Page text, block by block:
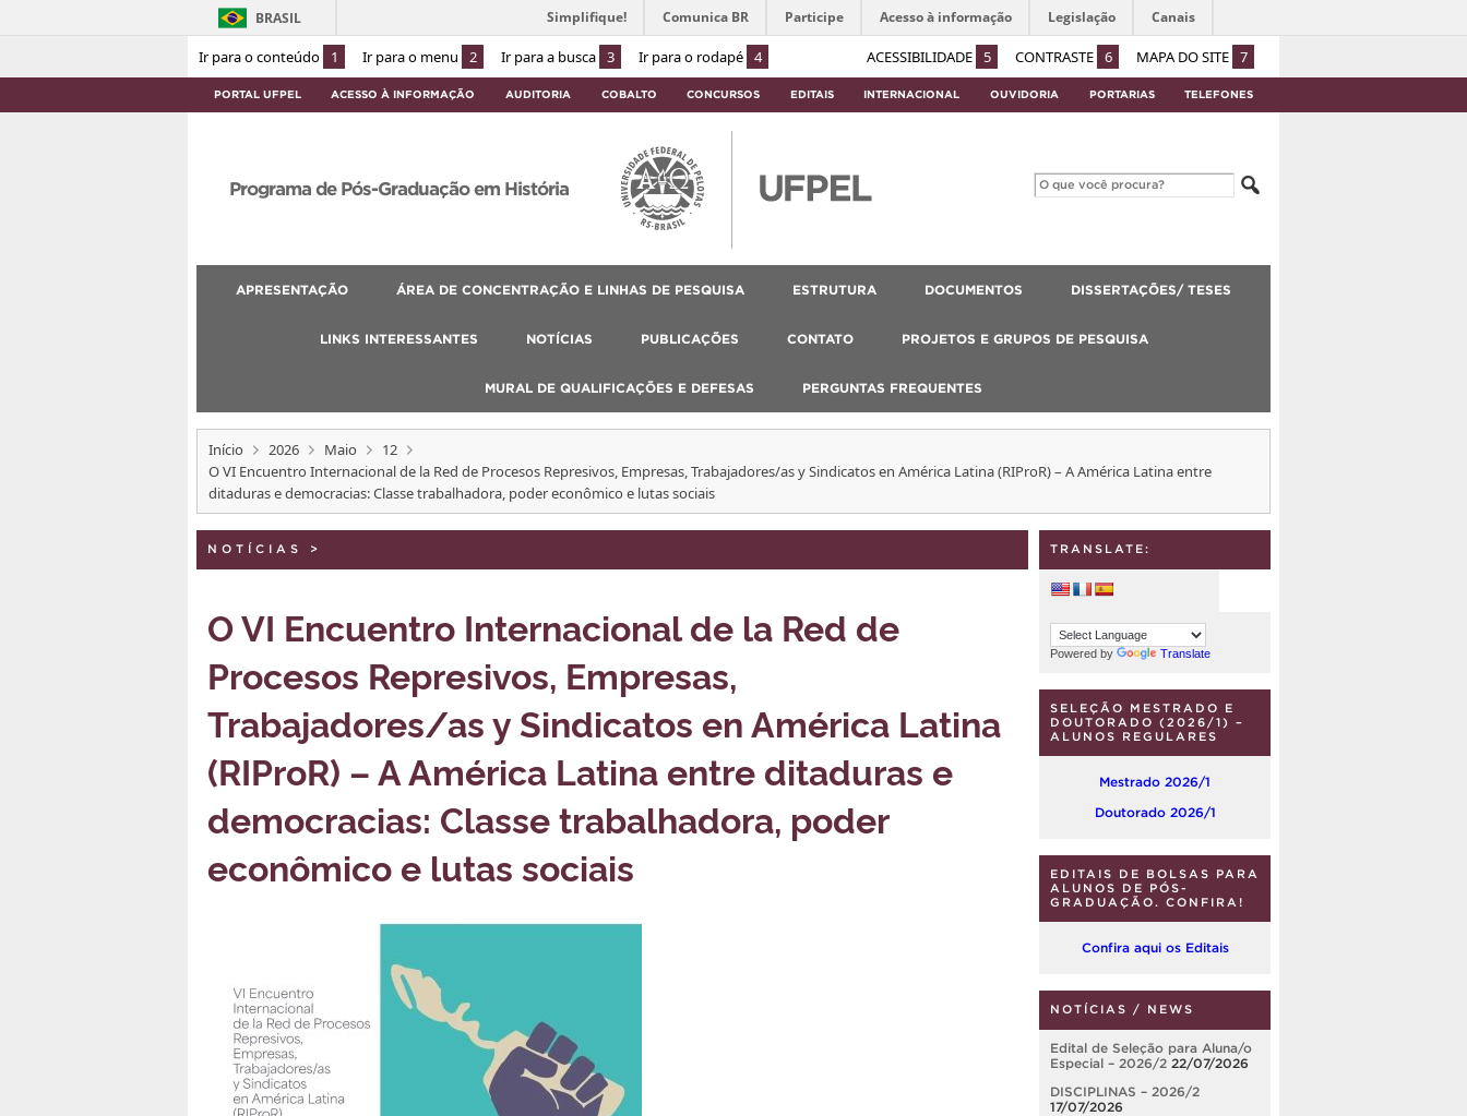
Ir para o conteúdo 1 Ir para o menu 2 Ir para a busca 3 Ir para o rodapé 4 ACESSIBILIDADE 5 CONTRASTE 6 MAPA DO SITE 7
BRASIL Simplifique! Comunica BR Participe Acesso à informação Legislação Canais
PORTAL UFPEL ACESSO À INFORMAÇÃO AUDITORIA COBALTO CONCURSOS EDITAIS INTERNACIONAL OUVIDORIA PORTARIAS TELEFONES
Programa de Pós-Graduação em História
APRESENTAÇÃO ÁREA DE CONCENTRAÇÃO E LINHAS DE PESQUISA ESTRUTURA DOCUMENTOS DISSERTAÇÕES/ TESES
LINKS INTERESSANTES NOTÍCIAS PUBLICAÇÕES CONTATO PROJETOS E GRUPOS DE PESQUISA
MURAL DE QUALIFICAÇÕES E DEFESAS PERGUNTAS FREQUENTES
Início 2026 Maio
12
O VI Encuentro Internacional de la Red de Procesos Represivos, Empresas, Trabajadores/as y Sindicatos en América Latina (RIProR) – A América Latina entre
ditaduras e democracias: Classe trabalhadora, poder econômico e lutas sociais
NOTÍCIAS >
O VI Encuentro Internacional de la Red de
Procesos Represivos, Empresas,
Trabajadores/as y Sindicatos en América Latina
(RIProR) – A América Latina entre ditaduras e
democracias: Classe trabalhadora, poder
econômico e lutas sociais
TRANSLATE:
Powered by Translate
SELEÇÃO MESTRADO E
DOUTORADO (2026/1) –
ALUNOS REGULARES
Mestrado 2026/1
Doutorado 2026/1
EDITAIS DE BOLSAS PARA
ALUNOS DE PÓS-
GRADUAÇÃO. CONFIRA!
Confira aqui os Editais
NOTÍCIAS / NEWS
Edital de Seleção para Aluna/o
Especial – 2026/2 22/07/2026
DISCIPLINAS – 2026/2
17/07/2026